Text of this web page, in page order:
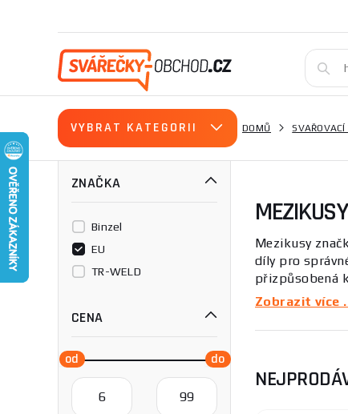
VYBRAT KATEGORII DOMŮ
ZNAČKA
Binzel
EU
TR-WELD
CENA
Mezikusy
díly pro
přizpůsobená
hořáku pro
Tato kategorie
konkrétními
Zobrazit více